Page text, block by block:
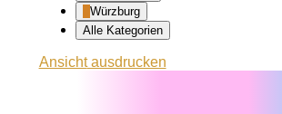
Würzburg
Alle Kategorien
Ansichtausdrucken